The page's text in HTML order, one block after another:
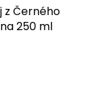
z Černého
250 ml